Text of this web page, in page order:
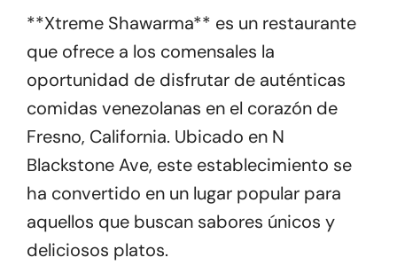
**Xtreme Shawarma** es un restaurante
que ofrece a los comensales la
oportunidad de disfrutar de auténticas
comidas venezolanas en el corazón de
Fresno, California. Ubicado en N
Blackstone Ave, este establecimiento se
ha convertido en un lugar popular para
aquellos que buscan sabores únicos y
deliciosos platos.